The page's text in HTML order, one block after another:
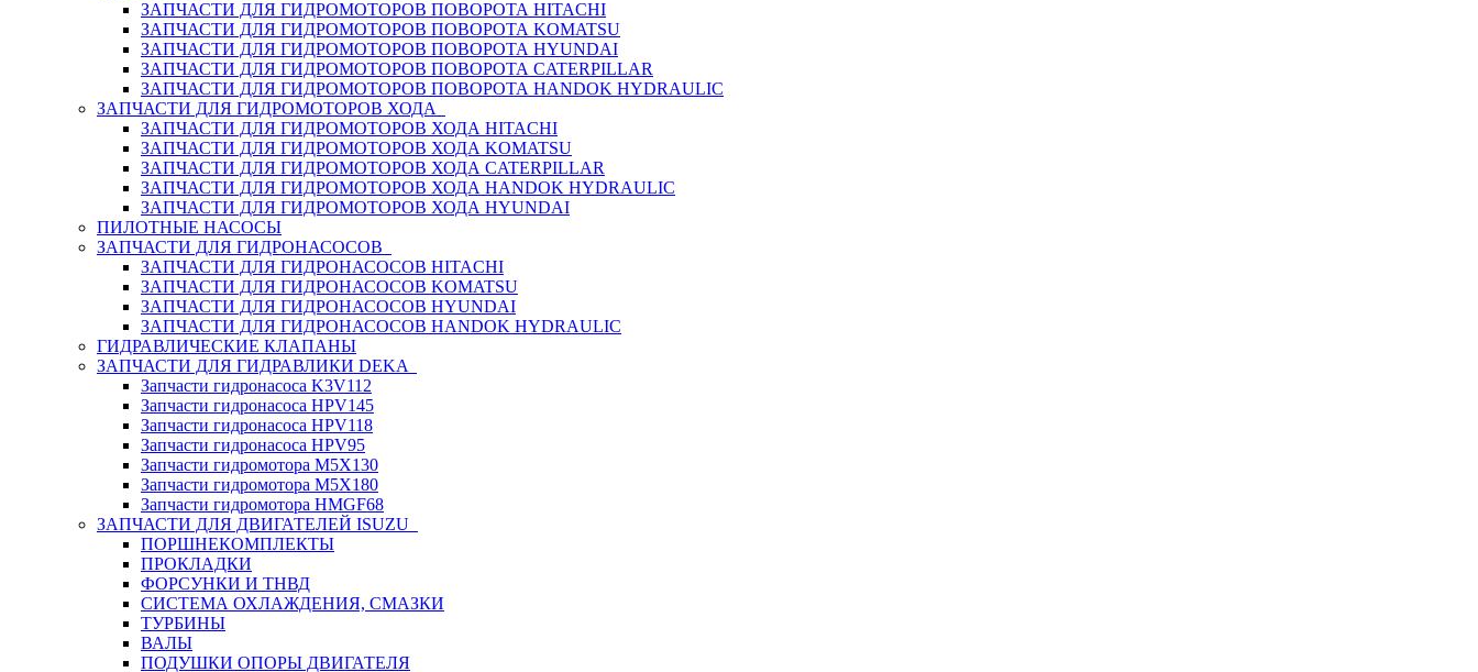
ЗАПЧАСТИ ДЛЯ ГИДРОМОТОРОВ ПОВОРОТА HITACHI
ЗАПЧАСТИ ДЛЯ ГИДРОМОТОРОВ ПОВОРОТА KOMATSU
ЗАПЧАСТИ ДЛЯ ГИДРОМОТОРОВ ПОВОРОТА HYUNDAI
ЗАПЧАСТИ ДЛЯ ГИДРОМОТОРОВ ПОВОРОТА CATERPILLAR
ЗАПЧАСТИ ДЛЯ ГИДРОМОТОРОВ ПОВОРОТА HANDOK HYDRAULIC
ЗАПЧАСТИ ДЛЯ ГИДРОМОТОРОВ ХОДА
ЗАПЧАСТИ ДЛЯ ГИДРОМОТОРОВ ХОДА HITACHI
ЗАПЧАСТИ ДЛЯ ГИДРОМОТОРОВ ХОДА KOMATSU
ЗАПЧАСТИ ДЛЯ ГИДРОМОТОРОВ ХОДА CATERPILLAR
ЗАПЧАСТИ ДЛЯ ГИДРОМОТОРОВ ХОДА HANDOK HYDRAULIC
ЗАПЧАСТИ ДЛЯ ГИДРОМОТОРОВ ХОДА HYUNDAI
ПИЛОТНЫЕ НАСОСЫ
ЗАПЧАСТИ ДЛЯ ГИДРОНАСОСОВ
ЗАПЧАСТИ ДЛЯ ГИДРОНАСОСОВ HITACHI
ЗАПЧАСТИ ДЛЯ ГИДРОНАСОСОВ KOMATSU
ЗАПЧАСТИ ДЛЯ ГИДРОНАСОСОВ HYUNDAI
ЗАПЧАСТИ ДЛЯ ГИДРОНАСОСОВ HANDOK HYDRAULIC
ГИДРАВЛИЧЕСКИЕ КЛАПАНЫ
ЗАПЧАСТИ ДЛЯ ГИДРАВЛИКИ DEKA
Запчасти гидронасоса K3V112
Запчасти гидронасоса HPV145
Запчасти гидронасоса HPV118
Запчасти гидронасоса HPV95
Запчасти гидромотора M5X130
Запчасти гидромотора M5X180
Запчасти гидромотора HMGF68
ЗАПЧАСТИ ДЛЯ ДВИГАТЕЛЕЙ ISUZU
ПОРШНЕКОМПЛЕКТЫ
ПРОКЛАДКИ
ФОРСУНКИ И ТНВД
СИСТЕМА ОХЛАЖДЕНИЯ, СМАЗКИ
ТУРБИНЫ
ВАЛЫ
ПОДУШКИ ОПОРЫ ДВИГАТЕЛЯ